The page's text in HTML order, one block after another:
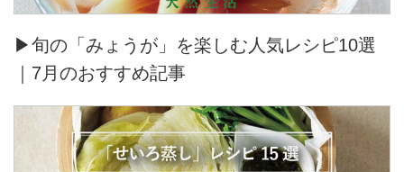
▶旬の「みょうが」を楽しむ人気レシピ10選
｜7月のおすすめ記事